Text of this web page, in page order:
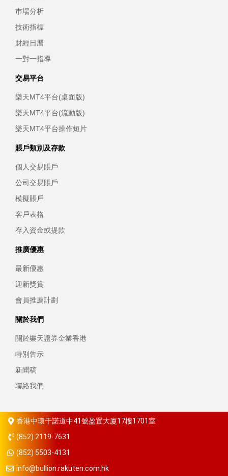
巿場分析
技術指標
財經日曆
一對一指導
交易平台
樂天MT4平台(桌面版)
樂天MT4平台(流動版)
樂天MT4平台操作短片
賬戶類別及存款
個人交易賬戶
公司交易賬戶
模擬賬戶
客戶表格
存入資金或提款
推廣優惠
最新優惠
迎新獎賞
會員推薦計劃
關於我們
關於樂天證券金業香港
特別告示
新聞稿
聯絡我們
香港中環干諾道中41號盈置大廈17樓1701室
(852) 2119-7631
(852) 5503-4131
info@bullion.rakuten.com.hk